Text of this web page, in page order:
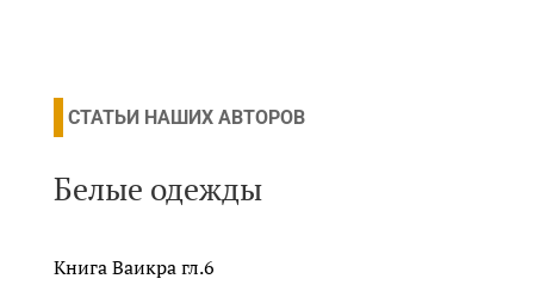
СТАТЬИ НАШИХ АВТОРОВ
Белые одежды
Книга Ваикра гл.6